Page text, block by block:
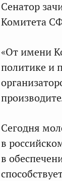
Сенатор
Комитета
«От имени
политике и
Сегодня
в
в